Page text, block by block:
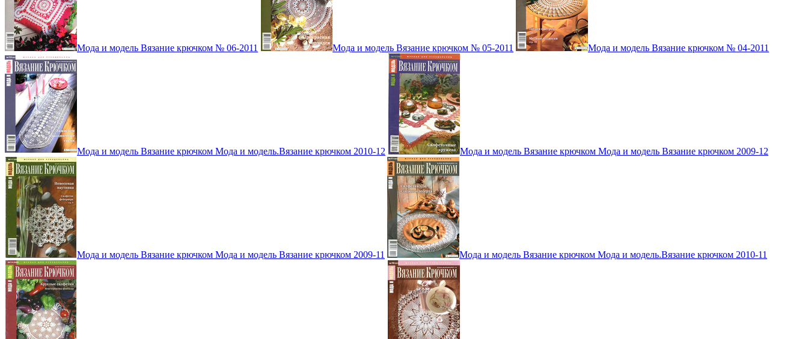
Мода и модель Вязание крючком № 06-2011 Мода и модель Вязание крючком № 05-2011 Мода и модель Вязание крючком № 04-2011
Мода и модель Вязание крючком Мода и модель.Вязание крючком 2010-12 Мода и модель Вязание крючком Мода и модель Вязание крючком 2009-12
Мода и модель Вязание крючком Мода и модель Вязание крючком 2009-11 Мода и модель Вязание крючком Мода и модель.Вязание крючком 2010-11